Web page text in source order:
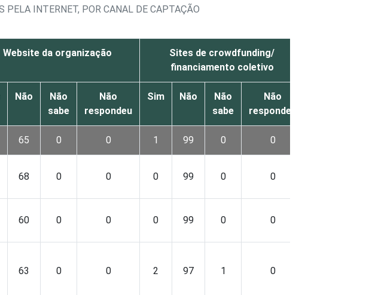
PELA INTERNET, POR CANAL DE CAPTAÇÃO
Website da organização
Sites de crowdfunding/
financiamento coletivo
Não
Não
sabe
Não
respondeu
Sim Não
Não
sabe
Não
respondeu
65 0 0 1 99 0 0
68 0 0 0 99 0 0
60 0 0 0 99 0 0
63 0 0 2 97 1 0